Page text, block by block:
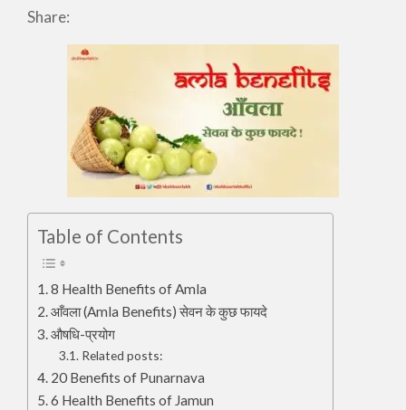
Share:
Table of Contents
8 Health Benefits of Amla
आँवला (Amla Benefits) सेवन के कुछ फायदे
औषधि-प्रयोग
Related posts:
20 Benefits of Punarnava
6 Health Benefits of Jamun